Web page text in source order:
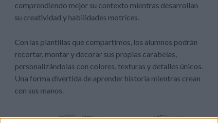
comprendiendo mejor su contexto mientras desarrollan
su creatividad y habilidades motrices.
Con las plantillas que compartimos, los alumnos podrán
recortar, montar y decorar sus propias carabelas,
personalizándolas con colores, texturas y detalles únicos.
Una forma divertida de aprender historia mientras crean
con sus manos.